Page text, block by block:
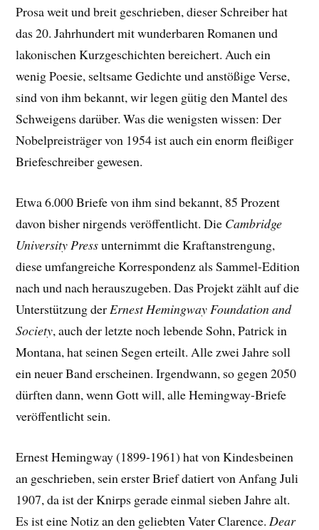
Prosa weit und breit geschrieben, dieser Schreiber hat
das 20. Jahrhundert mit wunderbaren Romanen und
lakonischen Kurzgeschichten bereichert. Auch ein
wenig Poesie, seltsame Gedichte und anstößige Verse,
sind von ihm bekannt, wir legen gütig den Mantel des
Schweigens darüber. Was die wenigsten wissen: Der
Nobelpreisträger von 1954 ist auch ein enorm fleißiger
Briefeschreiber gewesen.
Etwa 6.000 Briefe von ihm sind bekannt, 85 Prozent
davon bisher nirgends veröffentlicht. Die Cambridge
University Pressunternimmt die Kraftanstrengung,
diese umfangreiche Korrespondenz als Sammel-Edition
nach und nach herauszugeben. Das Projekt zählt auf die
Unterstützung derErnest Hemingway Foundation and
Society, auch der letzte noch lebende Sohn, Patrick in
Montana, hat seinen Segen erteilt. Alle zwei Jahre soll
ein neuer Band erscheinen. Irgendwann, so gegen 2050
dürften dann, wenn Gott will, alle Hemingway-Briefe
veröffentlicht sein.
Ernest Hemingway (1899-1961) hat von Kindesbeinen
an geschrieben, sein erster Brief datiert von Anfang Juli
1907, da ist der Knirps gerade einmal sieben Jahre alt.
Es ist eine Notiz an den geliebten Vater Clarence.Dear